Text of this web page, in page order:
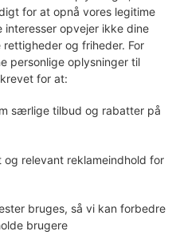
for at opnå vores legitime
interesser opvejer ikke dine
og friheder. For
personlige oplysninger til
for at:
særlige tilbud og rabatter på
og relevant reklameindhold for
bruges, så vi kan forbedre
brugere